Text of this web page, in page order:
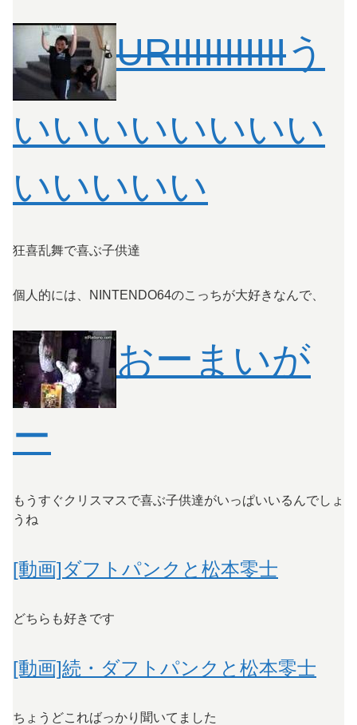
URIIIIIIIIIIIう
いいいいいいいい
いいいいい
狂喜乱舞で喜ぶ子供達
個人的には、NINTENDO64のこっちが大好きなんで、
おーまいが
ー
もうすぐクリスマスで喜ぶ子供達がいっぱいいるんでしょ
うね
[動画]ダフトパンクと松本零士
どちらも好きです
[動画]続・ダフトパンクと松本零士
ちょうどこればっかり聞いてました